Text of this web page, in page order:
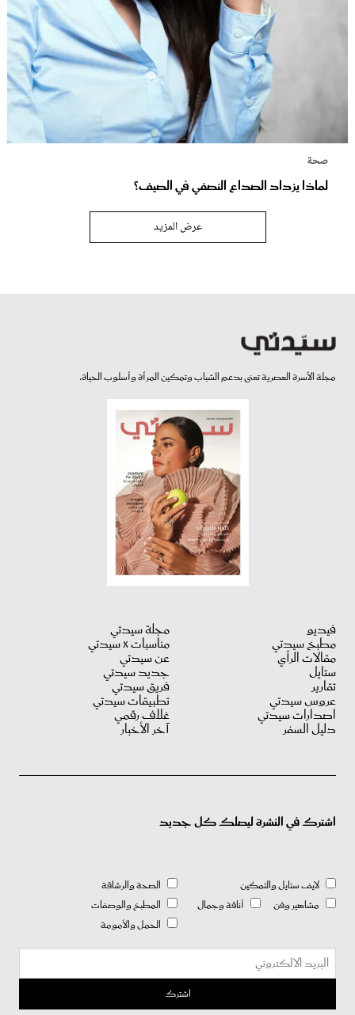
صحة
لماذا يزداد الصداع النصفي في الصيف؟
عرض المزيد
مجلة الأسرة العصرية تعنى بدعم الشباب وتمكين المرأة وأسلوب الحياة.
فيديو
مطبخ سيدتي
مقالات الرأي
ستايل
تقارير
عروس سيدتي
اصدارات سيدتي
دليل السفر
مجلة سيدتي
مناسبات X سيدتي
عن سيدتي
جديد سيدتي
فريق سيدتي
تطبيقات سيدتي
غلاف رقمي
آخر الأخبار
اشترك في النشرة ليصلك كل جديد
لايف ستايل والتمكين
مشاهير وفن
أناقة وجمال
الصحة والرشاقة
المطبخ والوصفات
الحمل والأمومة